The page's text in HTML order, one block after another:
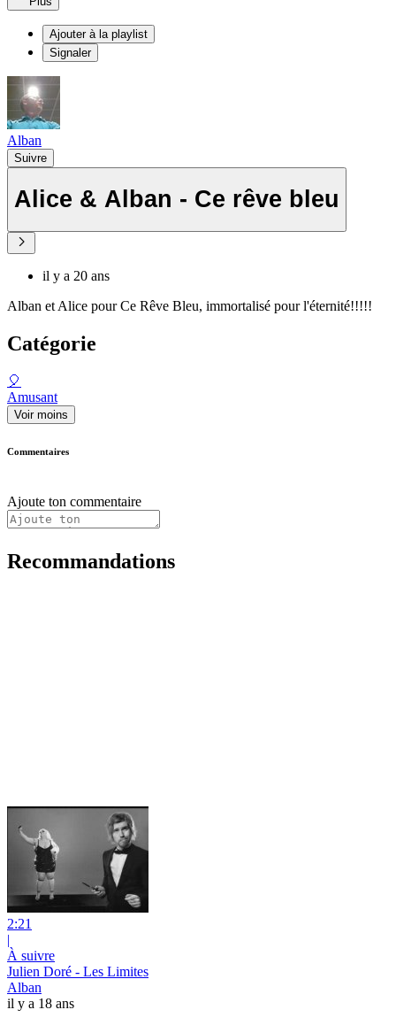
Ajouter à la playlist
Signaler
Alban
Suivre
Alice & Alban - Ce rêve bleu
il y a 20 ans
Alban et Alice pour Ce Rêve Bleu, immortalisé pour l'éternité!!!!!
Catégorie
🎈
Amusant
Voir moins
Commentaires
Ajoute ton commentaire
Recommandations
2:21
|
À suivre
Julien Doré - Les Limites
Alban
il y a 18 ans